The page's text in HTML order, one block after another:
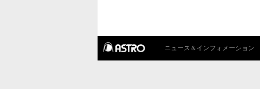
ニュース＆インフォメーション